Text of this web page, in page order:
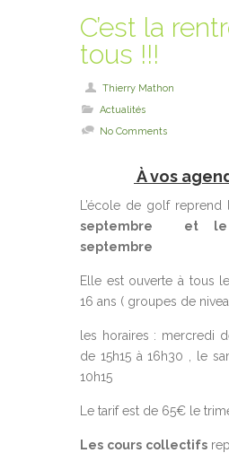
C’est la
tous !!!
Thierry Mathon
Actualités
No Comments
À vos
L’école de golf reprend
septembre et le
septembre
Elle est ouverte à tous
16 ans ( groupes de
les horaires : mercredi
de 15h15 à 16h30 , le
10h15
Le tarif est de 65€ le
Les cours collectifs